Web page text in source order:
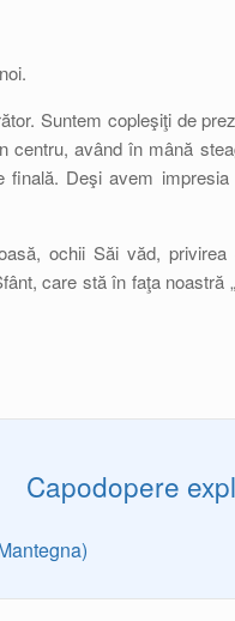
Suntem copleşiţi de
având în mână
Deşi avem
ochii Săi văd,
care stă în faţa
Capodopere